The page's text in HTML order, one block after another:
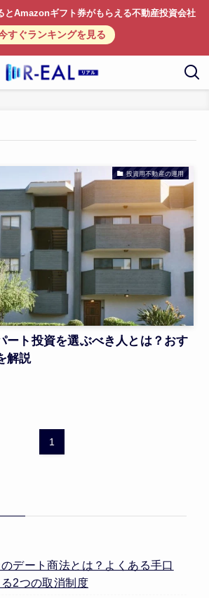
とAmazonギフト券がもらえる不動産投資会社
すぐランキングを見る
投資用不動産の運用
ート投資を選ぶべき人とは？おす
解説
1
デート商法とは？よくある手口
2つの取消制度